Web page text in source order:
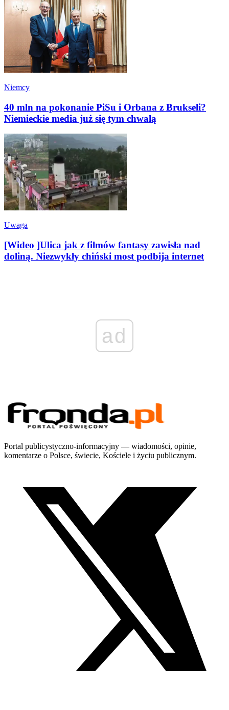
Niemcy
40 mln na pokonanie PiSu i Orbana z Brukseli?
Niemieckie media już się tym chwalą
Uwaga
[Wideo ]Ulica jak z filmów fantasy zawisła nad
doliną. Niezwykły chiński most podbija internet
ad
Portal publicystyczno-informacyjny — wiadomości, opinie,
komentarze o Polsce, świecie, Kościele i życiu publicznym.